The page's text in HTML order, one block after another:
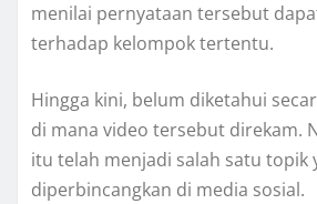
menilai pernyataan tersebut
terhadap kelompok tertentu.
Hingga kini, belum diketahui
di mana video tersebut direkam.
itu telah menjadi salah satu topik
diperbincangkan di media sosial.